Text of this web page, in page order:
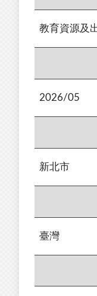
教育資源及
2026/05
新北市
臺灣